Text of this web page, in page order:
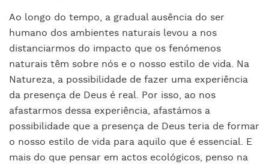
Ao longo do tempo, a gradual ausência do ser
humano dos ambientes naturais levou a nos
distanciarmos do impacto que os fenómenos
naturais têm sobre nós e o nosso estilo de vida. Na
Natureza, a possibilidade de fazer uma experiência
da presença de Deus é real. Por isso, ao nos
afastarmos dessa experiência, afastámos a
possibilidade que a presença de Deus teria de formar
o nosso estilo de vida para aquilo que é essencial. E
mais do que pensar em actos ecológicos, penso na